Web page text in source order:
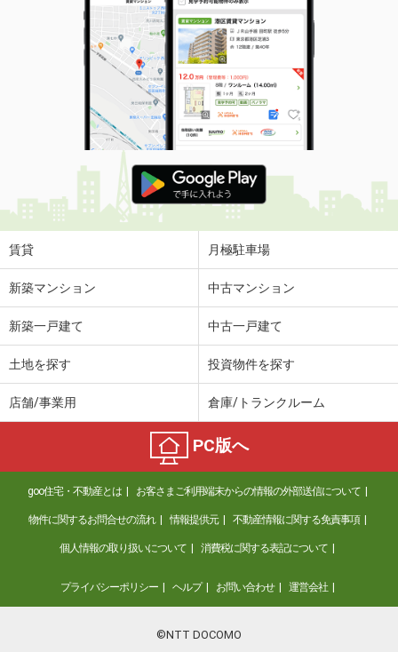
賃貸 月極駐車場
新築マンション 中古マンション
新築一戸建て 中古一戸建て
土地を探す 投資物件を探す
店舗/事業用 倉庫/トランクルーム
PC版へ
goo住宅・不動産とは お客さまご利用端末からの情報の外部送信について
物件に関するお問合せの流れ 情報提供元 不動産情報に関する免責事項
個人情報の取り扱いについて 消費税に関する表記について
プライバシーポリシー ヘルプ お問い合わせ 運営会社
©NTT DOCOMO